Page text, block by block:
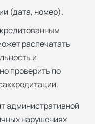
(дата, номер).
распечатать
и
проверить по
административной
нарушениях